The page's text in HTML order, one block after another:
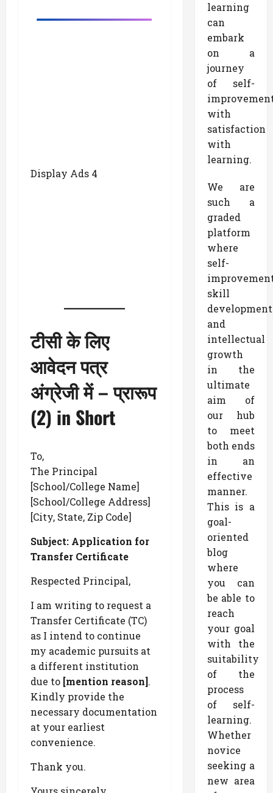
Display Ads 4
टीसी के लिए
आवेदन पत्र
अंग्रेजी में– प्रारूप
(2) in Short
To,
The Principal
[School/College Name]
[School/College Address]
[City, State, Zip Code]
Subject: Application for
Transfer Certificate
Respected Principal,
I am writing to request a
Transfer Certificate (TC)
as I intend to continue
my academic pursuits at
a different institution
due to [mention reason].
Kindly provide the
necessary documentation
at your earliest
convenience.
Thank you.
learning
can
embark
on a
journey
of self-
with
satisfaction
with
learning.
We are
such a
graded
platform
where
self-
skill
development
and
intellectual
growth
in the
ultimate
aim of
our hub
to meet
both ends
in an
effective
manner.
This is a
goal-
oriented
blog
where
you can
be able to
reach
your goal
with the
suitability
of the
process
of self-
learning.
Whether
novice
seeking a
new area